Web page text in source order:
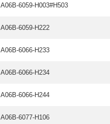
A06B-6059-H003#H503
A06B-6059-H222
A06B-6066-H233
A06B-6066-H234
A06B-6066-H244
A06B-6077-H106